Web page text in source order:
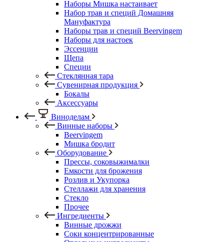
Наборы Мишка настаивает
Набор трав и специй Домашняя
Мануфактура
Наборы трав и специй Beervingem
Наборы для настоек
Эссенции
Щепа
Специи
Стеклянная тара
Сувенирная продукция
Бокалы
Аксессуары
Виноделам
Винные наборы
Beervingem
Мишка бродит
Оборудование
Прессы, соковыжималки
Емкости для брожения
Розлив и Укупорка
Стеллажи для хранения
Стекло
Прочее
Ингредиенты
Винные дрожжи
Соки концентрированные